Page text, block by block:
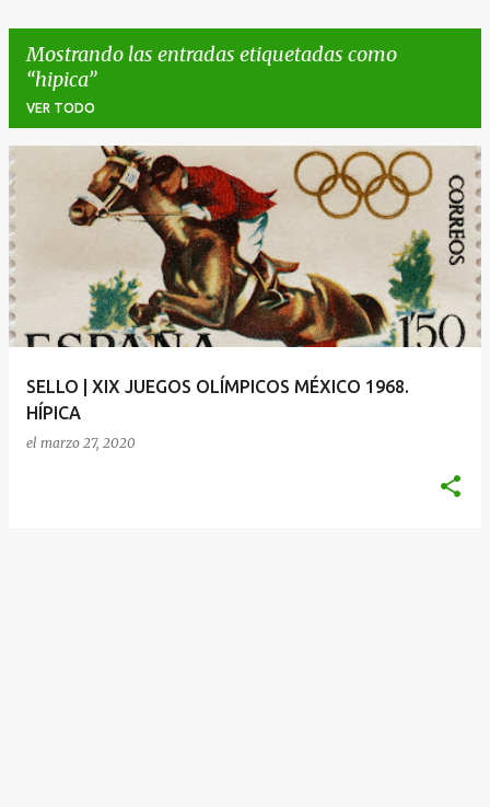
Mostrando las entradas etiquetadas como
hipica
VER TODO
E
n
t
r
a
d
SELLO | XIX JUEGOS OLÍMPICOS MÉXICO 1968.
HÍPICA
el marzo 27, 2020